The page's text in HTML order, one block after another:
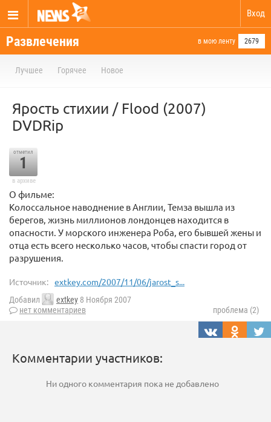
Вход
Развлечения в мою ленту 2679
Лучшее Горячее Новое
Ярость стихии / Flood (2007)
DVDRip
отметил
1
в архиве
О фильме:
Колоссальное наводнение в Англии, Темза вышла из
берегов, жизнь миллионов лондонцев находится в
опасности. У морского инженера Роба, его бывшей жены и
отца есть всего несколько часов, чтобы спасти город от
разрушения.
Источник: extkey.com/2007/11/06/jarost_s...
Добавил extkey 8 Ноября 2007
нет комментариев
проблема (2)
Комментарии участников:
Ни одного комментария пока не добавлено